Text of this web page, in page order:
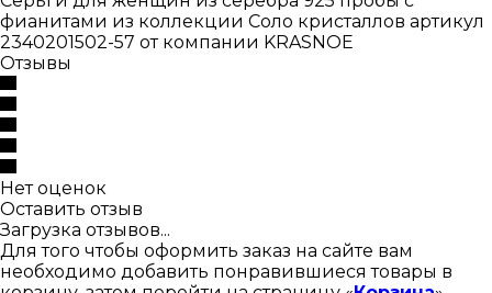
фианитами из коллекции Соло кристаллов артикул
2340201502-57 от компании KRASNOE
Отзывы
Нет оценок
Оставить отзыв
Загрузка отзывов...
Для того чтобы оформить заказ на сайте вам
необходимо добавить понравившиеся товары в